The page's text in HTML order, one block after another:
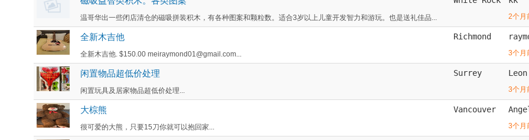
温哥华出一些闭店清仓的磁吸拼装积木，有各种图案和颗粒数。适合3岁以上儿童开发智力和游玩。也是送礼佳品... 2个月
全新木吉他
全新木吉他. $150.00 meiraymond01@gmail.com...
Richmond
3个月
闲置物品超低价处理
闲置玩具及居家物品超低价处理...
Surrey Leon
3个月
大棕熊
很可爱的大熊，只要15刀你就可以抱回家...
Vancouver
3个月